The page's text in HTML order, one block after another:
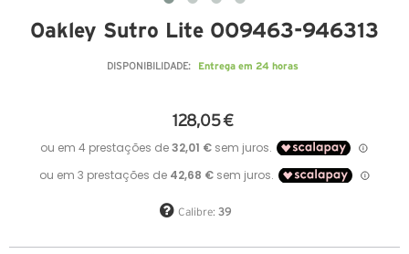
Oakley Sutro Lite OO9463-946313
DISPONIBILIDADE: Entrega em 24 horas
128,05 €
Calibre: 39